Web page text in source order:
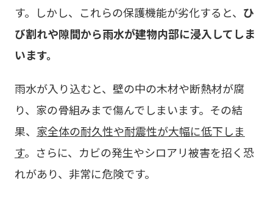
す。しかし、これらの保護機能が劣化すると、 ひ
び割れや隙間から雨水が建物内部に浸入してしま
います。
雨水が入り込むと、壁の中の木材や断熱材が腐
り、家の骨組みまで傷んでしまいます。その結
果、 家全体の耐久性や耐震性が大幅に低下しま
す。さらに、カビの発生やシロアリ被害を招く恐
れがあり、非常に危険です。